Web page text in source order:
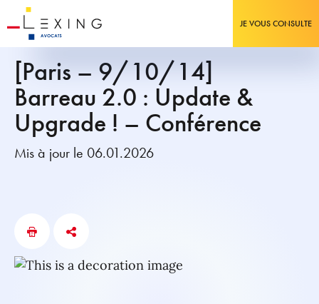
JE VOUS CONSULTE
[Paris – 9/10/14]
Barreau 2.0 : Update &
Upgrade ! – Conférence
Mis à jour le 06.01.2026